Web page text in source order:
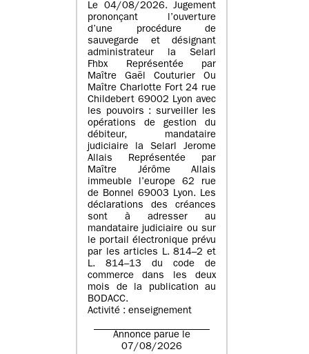
Le 04/08/2026. Jugement
prononçant l’ouverture
d’une procédure de
sauvegarde et désignant
administrateur la Selarl
Fhbx Représentée par
Maître Gaël Couturier Ou
Maître Charlotte Fort 24 rue
Childebert 69002 Lyon avec
les pouvoirs : surveiller les
opérations de gestion du
débiteur, mandataire
judiciaire la Selarl Jerome
Allais Représentée par
Maître Jérôme Allais
immeuble l’europe 62 rue
de Bonnel 69003 Lyon. Les
déclarations des créances
sont à adresser au
mandataire judiciaire ou sur
le portail électronique prévu
par les articles L. 814–2 et
L. 814–13 du code de
commerce dans les deux
mois de la publication au
BODACC.
Activité : enseignement
Annonce parue le
07/08/2026